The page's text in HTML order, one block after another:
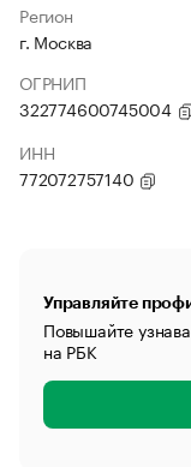
Регион
г. Москва
ОГРНИП
322774600745004
ИНН
772072757140
Управляйте
Повышайте
на РБК